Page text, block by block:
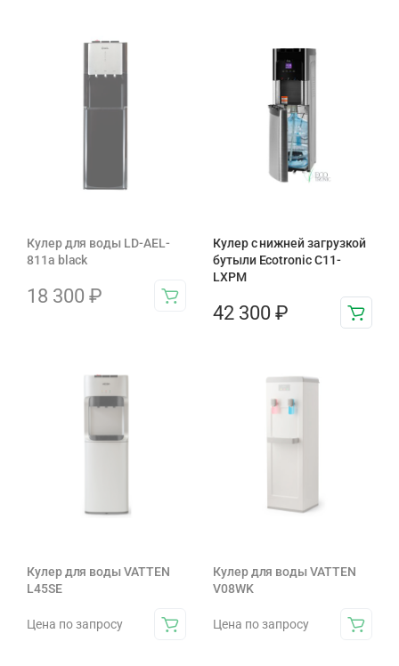
Кулер для воды LD-AEL-
811a black
18 300 ₽
Кулер с нижней загрузкой
бутыли Ecotronic C11-
LXPM
42 300 ₽
Кулер для воды VATTEN
L45SE
Цена по запросу
Кулер для воды VATTEN
V08WK
Цена по запросу